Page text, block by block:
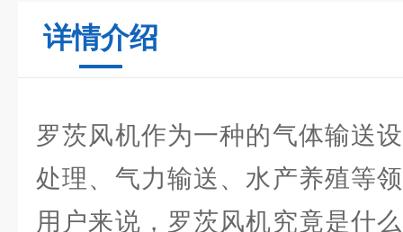
详情介绍
罗茨风机作为一种的气体输送
处理、气力输送、水产养殖等
用户来说，罗茨风机究竟是什